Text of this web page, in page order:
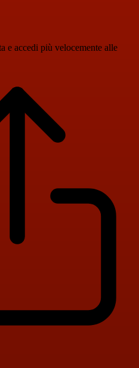
e accedi più velocemente alle